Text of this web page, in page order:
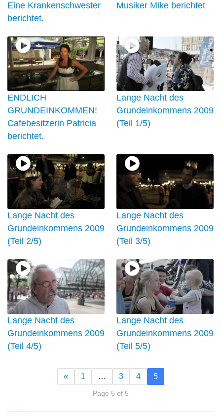
Eine Krankenschwester
berichtet.
Musiker Mike berichtet
ENDLICH
GRUNDEINKOMMEN!
Cafebesitzerin Patricia
berichtet.
Lange Nacht des
Grundeinkommens 2009
(Teil 1/5)
Lange Nacht des
Grundeinkommens 2009
(Teil 2/5)
Lange Nacht des
Grundeinkommens 2009
(Teil 3/5)
Lange Nacht des
Grundeinkommens 2009
(Teil 4/5)
Lange Nacht des
Grundeinkommens 2009
(Teil 5/5)
« 1 … 3 4 5
Page 5 of 5